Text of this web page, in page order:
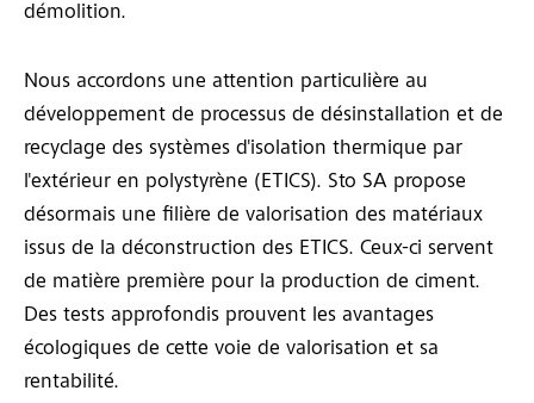
démolition.
Nous accordons une attention particulière au
développement de processus de désinstallation et de
recyclage des systèmes d'isolation thermique par
l'extérieur en polystyrène (ETICS). Sto SA propose
désormais une filière de valorisation des matériaux
issus de la déconstruction des ETICS. Ceux-ci servent
de matière première pour la production de ciment.
Des tests approfondis prouvent les avantages
écologiques de cette voie de valorisation et sa
rentabilité.